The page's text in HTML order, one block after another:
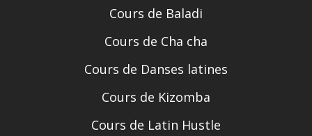
Cours de Baladi
Cours de Cha cha
Cours de Danses latines
Cours de Kizomba
Cours de Latin Hustle